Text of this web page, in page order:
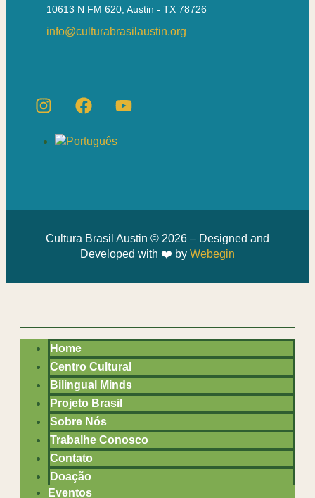
10613 N FM 620, Austin - TX 78726
info@culturabrasilaustin.org
Cultura Brasil Austin © 2026 – Designed and
Developed with ❤️ by Webegin
Home
Centro Cultural
Bilingual Minds
Projeto Brasil
Sobre Nós
Trabalhe Conosco
Contato
Doação
Eventos